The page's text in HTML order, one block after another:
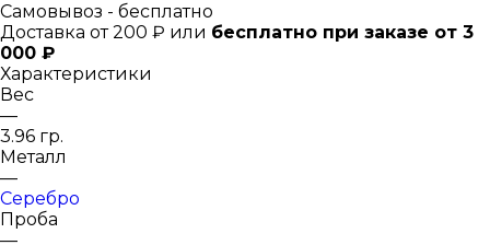
Самовывоз - бесплатно
Доставка от 200 ₽ или бесплатно при заказе от 3
000 ₽
Характеристики
Вес
—
3.96 гр.
Металл
—
Серебро
Проба
—